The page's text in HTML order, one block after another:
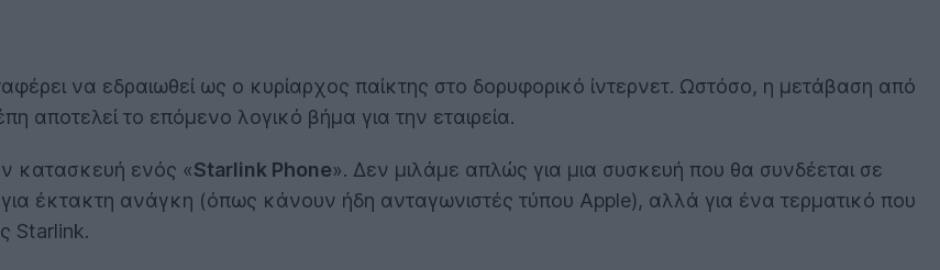
να εδραιωθεί ως ο κυρίαρχος παίκτης στο δορυφορικό ίντερνετ. Ωστόσο, η μετάβαση από
αποτελεί το επόμενο λογικό βήμα για την εταιρεία.
κατασκευή ενός «Starlink Phone». Δεν μιλάμε απλώς για μια συσκευή που θα συνδέεται σε
για έκτακτη ανάγκη (όπως κάνουν ήδη ανταγωνιστές τύπου Apple), αλλά για ένα τερματικό που
Starlink.